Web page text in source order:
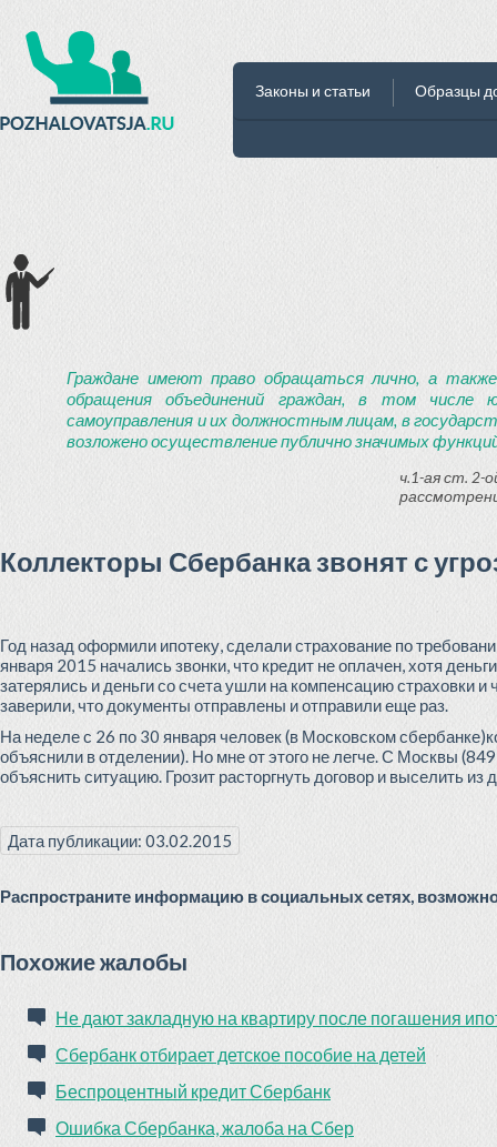
Законы и статьи Образцы
Граждане имеют право обращаться лично, а
обращения объединений граждан, в том числе
самоуправления и их должностным лицам, в
возложено осуществление публично значимых
ч.1-ая ст. 2-
Коллекторы Сбербанка звонят с
Год назад оформили ипотеку, сделали страхование по
января 2015 начались звонки, что кредит не оплачен, хотя
затерялись и деньги со счета ушли на компенсацию страховки
заверили, что документы отправлены и отправили еще раз.
На неделе с 26 по 30 января человек (в Московском
объяснили в отделении). Но мне от этого не легче. С Москвы
объяснить ситуацию. Грозит расторгнуть договор и выселить
Дата публикации: 03.02.2015
Распространите информацию в социальных сетях,
Похожие жалобы
Не дают закладную на квартиру после погашения
Сбербанк отбирает детское пособие на детей
Беспроцентный кредит Сбербанк
Ошибка Сбербанка, жалоба на Сбер